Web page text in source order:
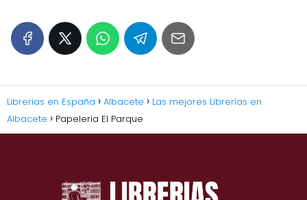
Librerias en España Albacete
Las mejores Librerías en
Albacete
Papeleria El Parque